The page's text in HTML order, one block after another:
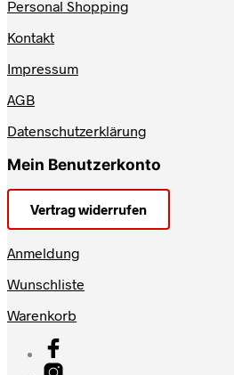
Personal Shopping
Kontakt
Impressum
AGB
Datenschutzerklärung
Mein Benutzerkonto
Vertrag widerrufen
Anmeldung
Wunschliste
Warenkorb